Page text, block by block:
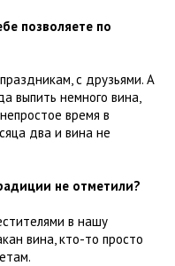
позволяете по
с друзьями. А
выпить немного вина,
время в
два и вина не
не отметили?
в нашу
вина, кто-то просто